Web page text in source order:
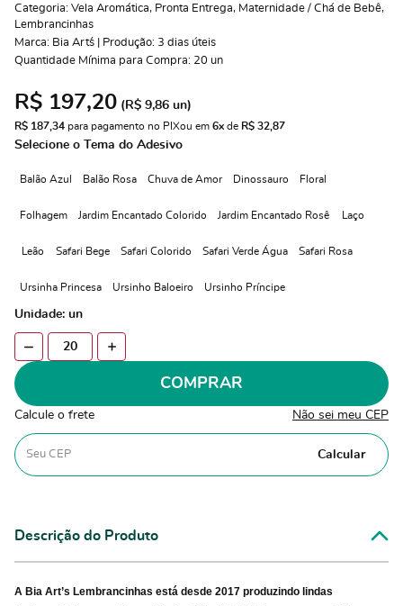
Categoria: Vela Aromática, Pronta Entrega, Maternidade / Chá de Bebê,
Lembrancinhas
Marca: Bia Art´s | Produção: 3 dias úteis
Quantidade Mínima para Compra: 20 un
R$ 197,20 (R$ 9,86 un)
R$ 187,34 para pagamento no PIXou em 6x de R$ 32,87
Selecione o Tema do Adesivo
Balão Azul Balão Rosa Chuva de Amor Dinossauro Floral
Folhagem Jardim Encantado Colorido Jardim Encantado Rosê Laço
Leão Safari Bege Safari Colorido Safari Verde Água Safari Rosa
Ursinha Princesa Ursinho Baloeiro Ursinho Príncipe
Unidade: un
COMPRAR
Calcule o frete Não sei meu CEP
Calcular
Descrição do Produto
A Bia Art’s Lembrancinhas está desde 2017 produzindo lindas